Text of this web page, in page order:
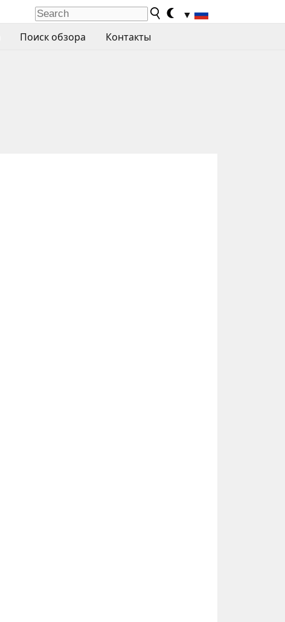
▼
Поиск обзора Контакты